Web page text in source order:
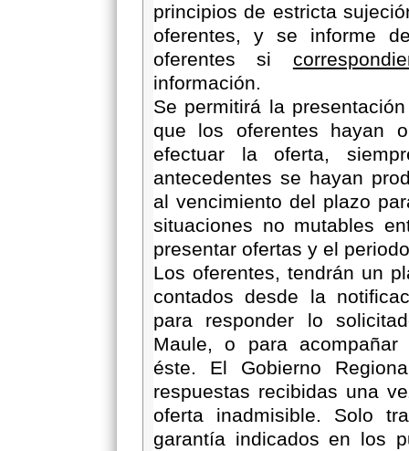
principios de estricta
oferentes, y se informe
oferentes si
información.
Se permitirá la
que los oferentes hayan
efectuar la oferta,
antecedentes se hayan
al vencimiento del plazo
situaciones no mutables
presentar ofertas y el
Los oferentes, tendrán un
contados desde la
para responder lo
Maule, o para acompañar
éste. El Gobierno
respuestas recibidas una
oferta inadmisible. Solo
garantía indicados en los